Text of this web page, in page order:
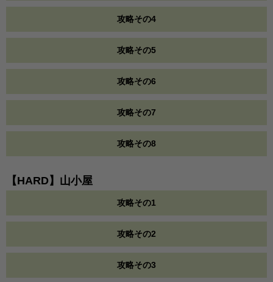
攻略その4
攻略その5
攻略その6
攻略その7
攻略その8
【HARD】山小屋
攻略その1
攻略その2
攻略その3